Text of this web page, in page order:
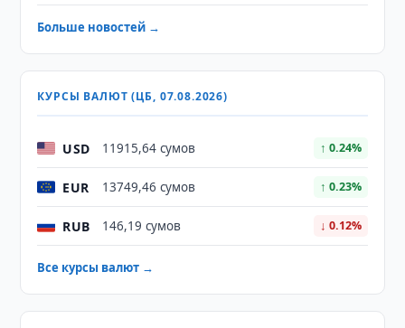
Больше новостей →
КУРСЫ ВАЛЮТ (ЦБ, 07.08.2026)
USD 11915,64 сумов ↑ 0.24%
EUR 13749,46 сумов ↑ 0.23%
RUB 146,19 сумов ↓ 0.12%
Все курсы валют →